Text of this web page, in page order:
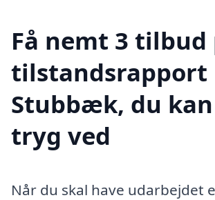
Få nemt 3 tilbud
tilstandsrapport
Stubbæk, du
tryg ved
Når du skal have udarbejdet